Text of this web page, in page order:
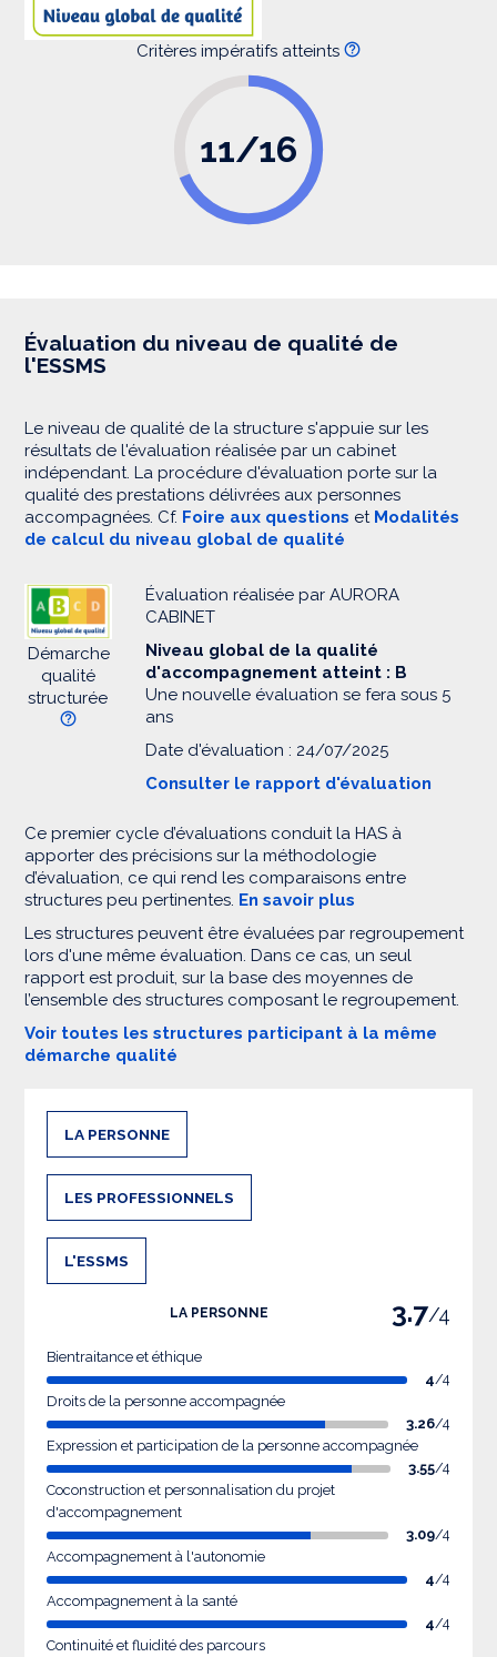
Critères impératifs atteints
11/16
Évaluation du niveau de qualité de
l'ESSMS
Le niveau de qualité de la structure s'appuie sur les
résultats de l'évaluation réalisée par un cabinet
indépendant. La procédure d'évaluation porte sur la
qualité des prestations délivrées aux personnes
accompagnées. Cf. Foire aux questions et Modalités
de calcul du niveau global de qualité
Démarche
qualité
structurée
Évaluation réalisée par AURORA
CABINET
Niveau global de la qualité
d'accompagnement atteint : B
Une nouvelle évaluation se fera sous 5
ans
Date d'évaluation : 24/07/2025
Consulter le rapport d'évaluation
Ce premier cycle d’évaluations conduit la HAS à
apporter des précisions sur la méthodologie
d’évaluation, ce qui rend les comparaisons entre
structures peu pertinentes. En savoir plus
Les structures peuvent être évaluées par regroupement
lors d'une même évaluation. Dans ce cas, un seul
rapport est produit, sur la base des moyennes de
l’ensemble des structures composant le regroupement.
Voir toutes les structures participant à la même
démarche qualité
LA PERSONNE
LES PROFESSIONNELS
L'ESSMS
LA PERSONNE 3.7/4
Bientraitance et éthique
4/4
Droits de la personne accompagnée
3.26/4
Expression et participation de la personne accompagnée
3.55/4
Coconstruction et personnalisation du projet
d'accompagnement
3.09/4
Accompagnement à l'autonomie
4/4
Accompagnement à la santé
4/4
Continuité et fluidité des parcours